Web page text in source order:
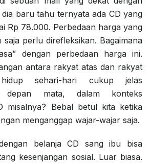
baru tahu ternyata ada CD yang
Rp 78.000. Perbedaan harga yang
perlu direfleksikan. Bagaimana
dengan perbedaan harga ini.
antara rakyat atas dan rakyat
sehari-hari cukup jelas
depan mata, dalam konteks
misalnya? Bebal betul kita ketika
menganggap wajar-wajar saja.
belanja CD sang ibu bisa
kesenjangan sosial. Luar biasa.